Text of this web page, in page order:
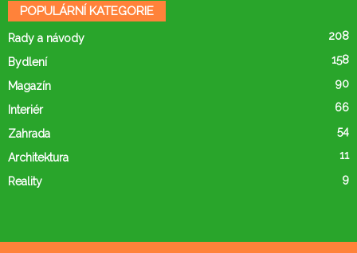
POPULÁRNÍ KATEGORIE
Rady a návody 208
Bydlení 158
Magazín 90
Interiér 66
Zahrada 54
Architektura 11
Reality 9